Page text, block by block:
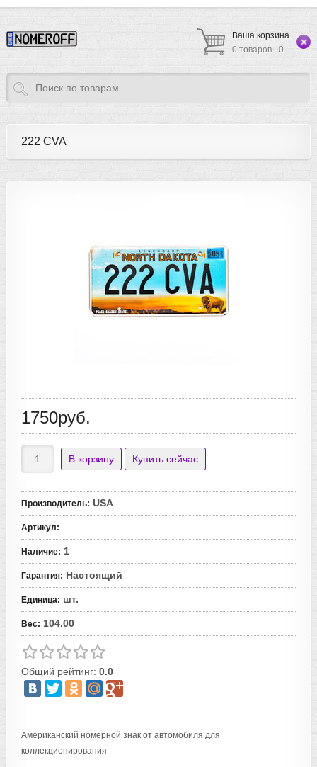
Ваша корзина
0 товаров - 0
222 CVA
1750руб.
Производитель: USA
Артикул:
Наличие: 1
Гарантия: Настоящий
Единица: шт.
Вес: 104.00
Общий рейтинг: 0.0
Американский номерной знак от автомобиля для
коллекционирования